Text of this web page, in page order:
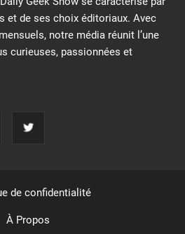
et de ses choix éditoriaux. Avec
notre média réunit l’une
curieuses, passionnées et
de confidentialité
À Propos